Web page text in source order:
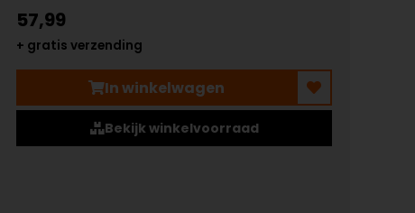
57,99
+ gratis verzending
In winkelwagen
Bekijk winkelvoorraad